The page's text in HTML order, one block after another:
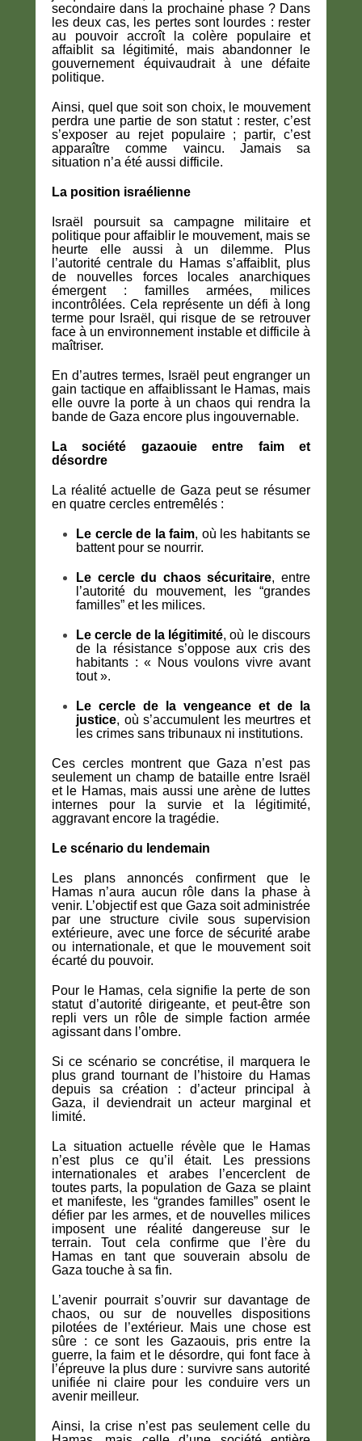
secondaire dans la prochaine phase ? Dans
les deux cas, les pertes sont lourdes : rester
au pouvoir accroît la colère populaire et
affaiblit sa légitimité, mais abandonner le
gouvernement équivaudrait à une défaite
politique.
Ainsi, quel que soit son choix, le mouvement
perdra une partie de son statut : rester, c’est
s’exposer au rejet populaire ; partir, c’est
apparaître comme vaincu. Jamais sa
situation n’a été aussi difficile.
La position israélienne
Israël poursuit sa campagne militaire et
politique pour affaiblir le mouvement, mais se
heurte elle aussi à un dilemme. Plus
l’autorité centrale du Hamas s’affaiblit, plus
de nouvelles forces locales anarchiques
émergent : familles armées, milices
incontrôlées. Cela représente un défi à long
terme pour Israël, qui risque de se retrouver
face à un environnement instable et difficile à
maîtriser.
En d’autres termes, Israël peut engranger un
gain tactique en affaiblissant le Hamas, mais
elle ouvre la porte à un chaos qui rendra la
bande de Gaza encore plus ingouvernable.
La société gazaouie entre faim et
désordre
La réalité actuelle de Gaza peut se résumer
en quatre cercles entremêlés :
Le cercle de la faim, où les habitants se
battent pour se nourrir.
Le cercle du chaos sécuritaire, entre
l’autorité du mouvement, les “grandes
familles” et les milices.
Le cercle de la légitimité, où le discours
de la résistance s’oppose aux cris des
habitants : « Nous voulons vivre avant
tout ».
Le cercle de la vengeance et de la
justice, où s’accumulent les meurtres et
les crimes sans tribunaux ni institutions.
Ces cercles montrent que Gaza n’est pas
seulement un champ de bataille entre Israël
et le Hamas, mais aussi une arène de luttes
internes pour la survie et la légitimité,
aggravant encore la tragédie.
Le scénario du lendemain
Les plans annoncés confirment que le
Hamas n’aura aucun rôle dans la phase à
venir. L’objectif est que Gaza soit administrée
par une structure civile sous supervision
extérieure, avec une force de sécurité arabe
ou internationale, et que le mouvement soit
écarté du pouvoir.
Pour le Hamas, cela signifie la perte de son
statut d’autorité dirigeante, et peut-être son
repli vers un rôle de simple faction armée
agissant dans l’ombre.
Si ce scénario se concrétise, il marquera le
plus grand tournant de l’histoire du Hamas
depuis sa création : d’acteur principal à
Gaza, il deviendrait un acteur marginal et
limité.
La situation actuelle révèle que le Hamas
n’est plus ce qu’il était. Les pressions
internationales et arabes l’encerclent de
toutes parts, la population de Gaza se plaint
et manifeste, les “grandes familles” osent le
défier par les armes, et de nouvelles milices
imposent une réalité dangereuse sur le
terrain. Tout cela confirme que l’ère du
Hamas en tant que souverain absolu de
Gaza touche à sa fin.
L’avenir pourrait s’ouvrir sur davantage de
chaos, ou sur de nouvelles dispositions
pilotées de l’extérieur. Mais une chose est
sûre : ce sont les Gazaouis, pris entre la
guerre, la faim et le désordre, qui font face à
l’épreuve la plus dure : survivre sans autorité
unifiée ni claire pour les conduire vers un
avenir meilleur.
Ainsi, la crise n’est pas seulement celle du